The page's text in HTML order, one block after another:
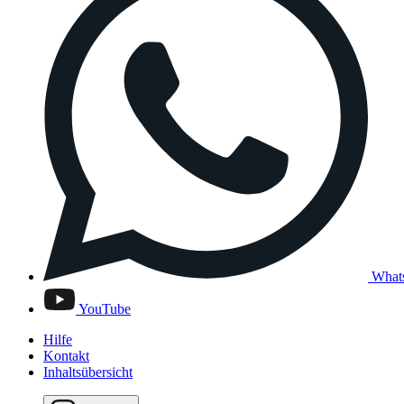
YouTube
Hilfe
Kontakt
Inhaltsübersicht